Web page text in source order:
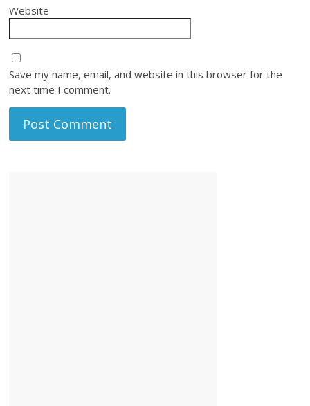
Website
Save my name, email, and website in this browser for the
next time I comment.